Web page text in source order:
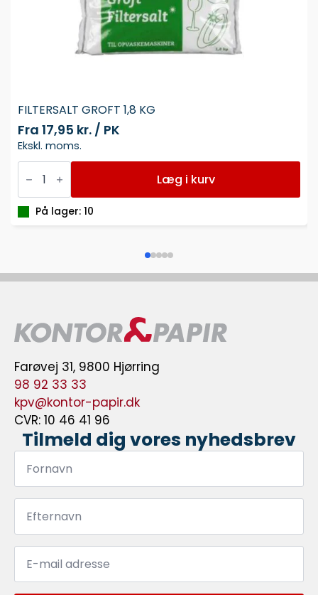
FILTERSALT GROFT 1,8 KG
Fra 17,95 kr. / PK
Ekskl. moms.
FILTERSALT
GROFT
KG
antal
Læg i kurv
På lager: 10
Farøvej 31, 9800 Hjørring
98 92 33 33
kpv@kontor-papir.dk
CVR: 10 46 41 96
Tilmeld dig vores nyhedsbrev
Fornavn
Efternavn
Email